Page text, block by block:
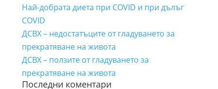
Най-добрата диета при COVID и при дълъг
COVID
ДСВХ – недостатъците от гладуването за
прекратяване на живота
ДСВХ – ползите от гладуването за
прекратяване на живота
Последни коментари